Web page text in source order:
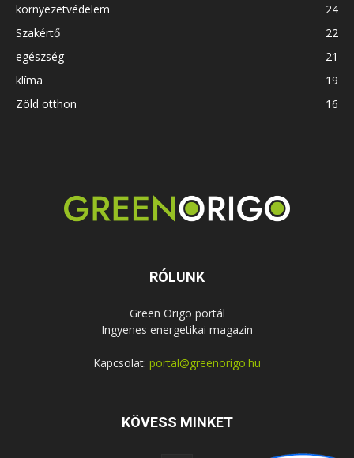
környezetvédelem
24
Szakértő
22
egészség
21
klíma
19
Zöld otthon
16
RÓLUNK
Green Origo portál
Ingyenes energetikai magazin
Kapcsolat: portal@greenorigo.hu
KÖVESS MINKET